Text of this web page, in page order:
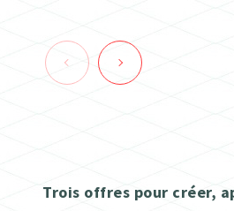
Trois offres pour créer,